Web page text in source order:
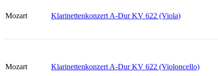
Mozart Klarinettenkonzert A-Dur KV 622 (Viola)
Mozart Klarinettenkonzert A-Dur KV 622 (Violoncello)